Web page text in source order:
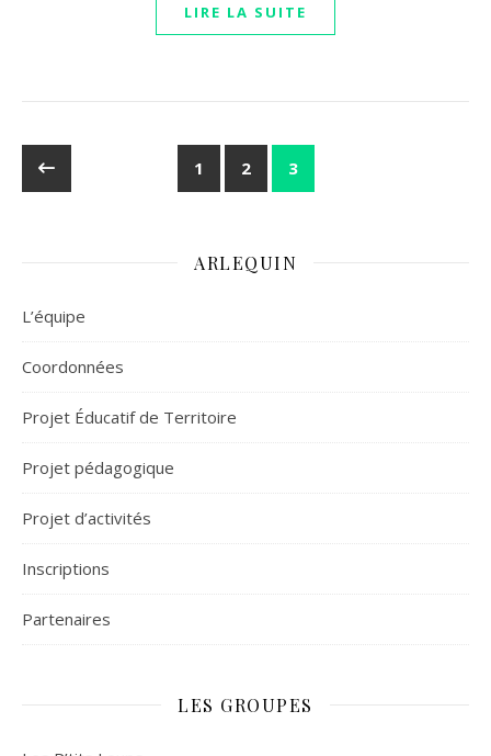
LIRE LA SUITE
1 2 3
ARLEQUIN
L’équipe
Coordonnées
Projet Éducatif de Territoire
Projet pédagogique
Projet d’activités
Inscriptions
Partenaires
LES GROUPES